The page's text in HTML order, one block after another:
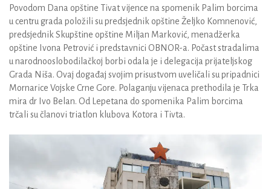
Povodom Dana opštine Tivat vijence na spomenik Palim borcima
u centru grada položili su predsjednik opštine Željko Komnenović,
predsjednik Skupštine opštine Miljan Marković, menadžerka
opštine Ivona Petrović i predstavnici OBNOR-a. Počast stradalima
u narodnooslobodilačkoj borbi odala je i delegacija prijateljskog
Grada Niša. Ovaj događaj svojim prisustvom uveličali su pripadnici
Mornarice Vojske Crne Gore. Polaganju vijenaca prethodila je Trka
mira dr Ivo Belan. Od Lepetana do spomenika Palim borcima
trčali su članovi triatlon klubova Kotora i Tivta.